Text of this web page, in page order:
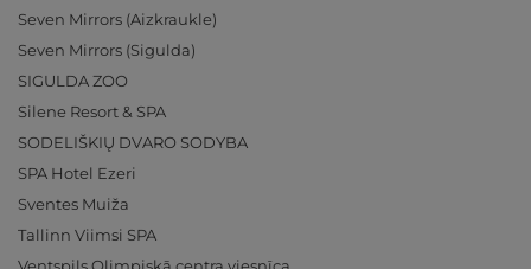
Seven Mirrors (Aizkraukle)
Seven Mirrors (Sigulda)
SIGULDA ZOO
Silene Resort & SPA
SODELIŠKIŲ DVARO SODYBA
SPA Hotel Ezeri
Sventes Muiža
Tallinn Viimsi SPA
Ventspils Olimpiskā centra viesnīca